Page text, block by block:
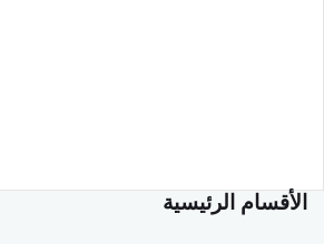
الأقسام الرئيسية